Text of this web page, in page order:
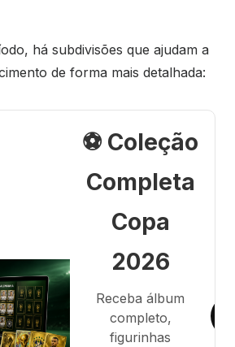
há subdivisões que ajudam a
de forma mais detalhada:
⚽ Coleção
Completa
Copa
2026
Receba álbum
completo,
figurinhas